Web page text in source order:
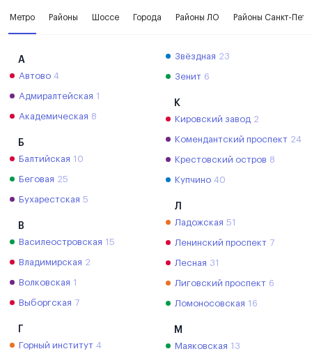
Метро Районы Шоссе Города Районы ЛО Районы Санкт-
А
Автово 4
Адмиралтейская 1
Академическая 8
Б
Балтийская 10
Беговая 25
Бухарестская 5
В
Василеостровская 15
Владимирская 2
Волковская 1
Выборгская 7
Г
Горный институт 4
Звёздная 23
Зенит 6
К
Кировский завод 2
Комендантский проспект 24
Крестовский остров 8
Купчино 40
Л
Ладожская 51
Ленинский проспект 7
Лесная 31
Лиговский проспект 6
Ломоносовская 16
М
Маяковская 13